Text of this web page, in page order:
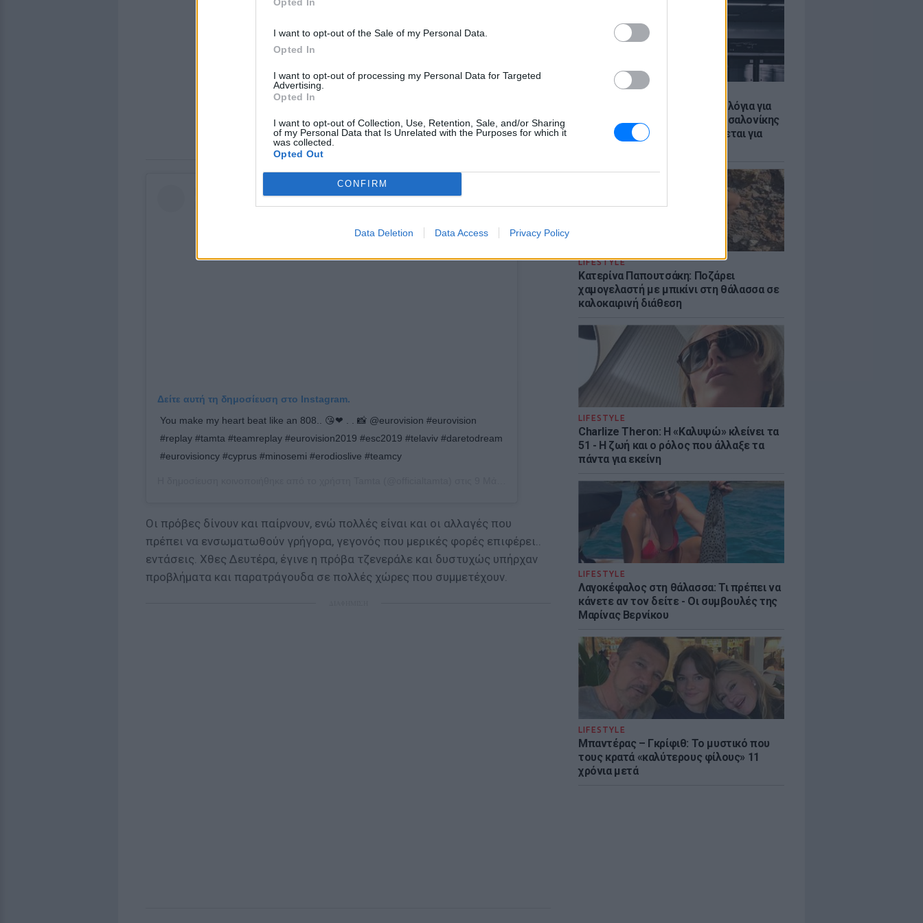
I want to opt-out of the Sale of my Personal Data.
Opted In
I want to opt-out of processing my Personal Data for Targeted
Advertising.
Opted In
I want to opt-out of Collection, Use, Retention, Sale, and/or Sharing
of my Personal Data that Is Unrelated with the Purposes for which it
was collected.
Opted Out
CONFIRM
Data Deletion Data Access Privacy Policy
ΕΙΔΗΣΕΙΣ
Απόψε τα δοκιμαστικά δρομολόγια για
την επέκταση του Μετρό Θεσσαλονίκης
προς Καλαμαριά - Τι προβλέπεται για
LIFESTYLE
Κατερίνα Παπουτσάκη: Ποζάρει
χαμογελαστή με μπικίνι στη θάλασσα σε
καλοκαιρινή διάθεση
LIFESTYLE
Charlize Theron: Η «Καλυψώ» κλείνει τα
51 - H ζωή και ο ρόλος που άλλαξε τα
πάντα για εκείνη
LIFESTYLE
Λαγοκέφαλος στη θάλασσα: Τι πρέπει να
κάνετε αν τον δείτε - Οι συμβουλές της
Μαρίνας Βερνίκου
LIFESTYLE
Μπαντέρας – Γκρίφιθ: Το μυστικό που
τους κρατά «καλύτερους φίλους» 11
χρόνια μετά
Δείτε αυτή τη δημοσίευση στο Instagram.
You make my heart beat like an 808.. 😘❤ . . 📸 @eurovision #eurovision
#replay #tamta #teamreplay #eurovision2019 #esc2019 #telaviv #daretodream
#eurovisioncy #cyprus #minosemi #erodioslive #teamcy
Οι πρόβες δίνουν και παίρνουν, ενώ πολλές είναι και οι αλλαγές που
πρέπει να ενσωματωθούν γρήγορα, γεγονός που μερικές φορές επιφέρει..
εντάσεις. Χθες Δευτέρα, έγινε η πρόβα τζενεράλε και δυστυχώς υπήρχαν
προβλήματα και παρατράγουδα σε πολλές χώρες που συμμετέχουν.